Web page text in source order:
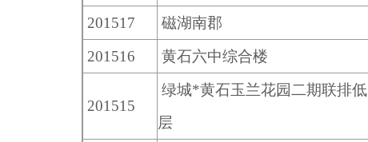
201517
磁湖南郡
201516
黄石六中综合楼
201515
绿城*黄石玉兰花园二期联排低
层